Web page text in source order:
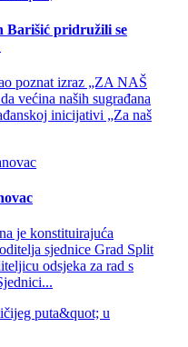
Barišić pridružili se
poznat izraz „ZA NAŠ
većina naših sugrađana
inicijativi „Za naš
je konstituirajuća
sjednice Grad Split
odsjeka za rad s